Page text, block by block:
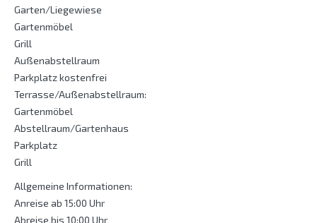
Garten/Liegewiese
Gartenmöbel
Grill
Außenabstellraum
Parkplatz kostenfrei
Terrasse/Außenabstellraum:
Gartenmöbel
Abstellraum/Gartenhaus
Parkplatz
Grill
Allgemeine Informationen:
Anreise ab 15:00 Uhr
Abreise bis 10:00 Uhr